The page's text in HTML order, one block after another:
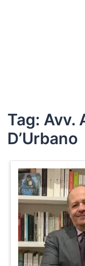
Tag: Avv.
D’Urbano